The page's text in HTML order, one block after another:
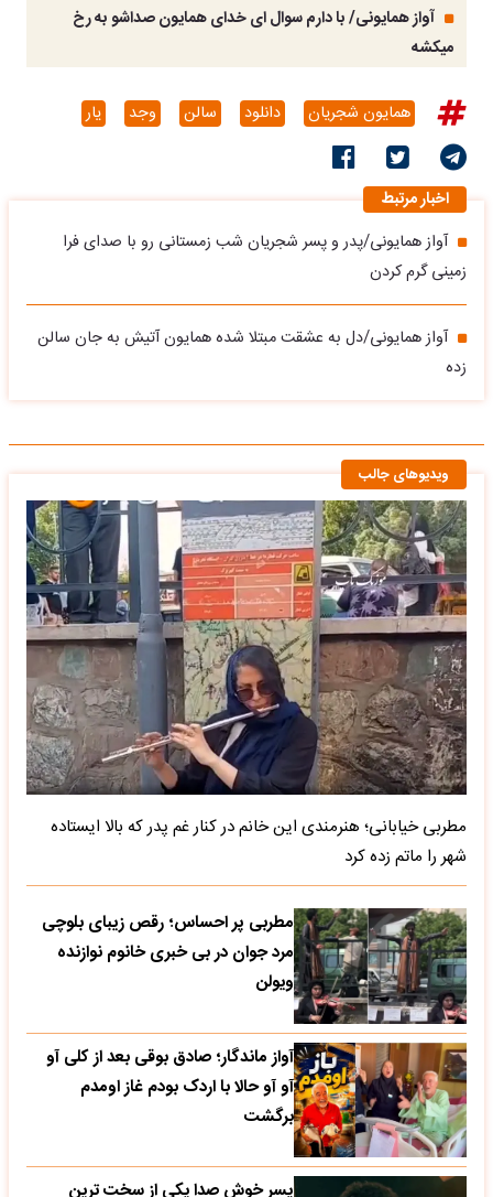
آواز همایونی/ با دارم سوال ای خدای همایون صداشو به رخ
میکشه
همایون شجریان دانلود سالن وجد یار
اخبار مرتبط
آواز همایونی/پدر و پسر شجریان شب زمستانی رو با صدای فرا
زمینی گرم کردن
آواز همایونی/دل به عشقت مبتلا شده همایون آتیش به جان سالن
زده
ویدیوهای جالب
مطربی خیابانی؛ هنرمندی این خانم در کنار غم پدر که بالا ایستاده
شهر را ماتم زده کرد
مطربی پر احساس؛ رقص زیبای بلوچی
مرد جوان در بی خبری خانوم نوازنده
ویولن
آواز ماندگار؛ صادق بوقی بعد از کلی آو
آو آو حالا با اردک بودم غاز اومدم
برگشت
پسر خوش صدا یکی از سخت ترین